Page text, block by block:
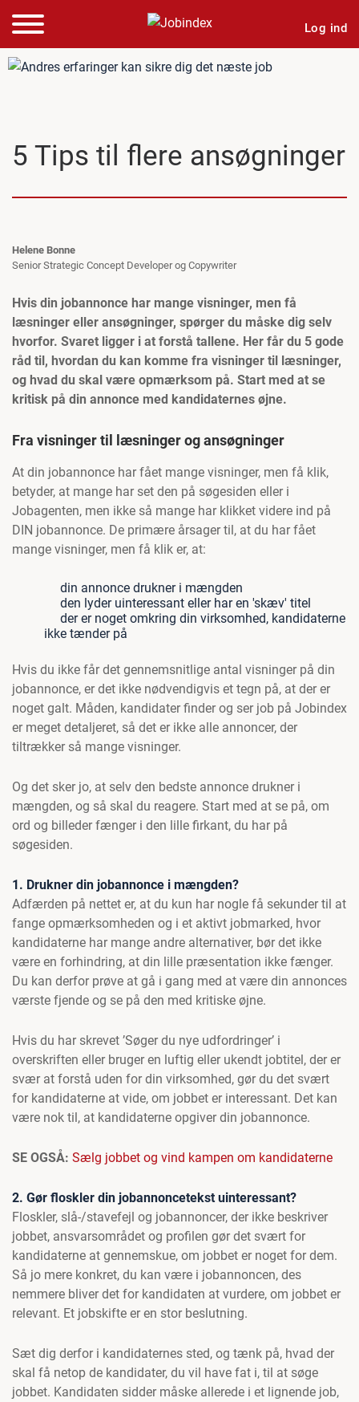
Log ind
5 Tips til flere ansøgninger
Helene Bonne
Senior Strategic Concept Developer og Copywriter
Hvis din jobannonce har mange visninger, men få
læsninger eller ansøgninger, spørger du måske dig selv
hvorfor. Svaret ligger i at forstå tallene. Her får du 5 gode
råd til, hvordan du kan komme fra visninger til læsninger,
og hvad du skal være opmærksom på. Start med at se
kritisk på din annonce med kandidaternes øjne.
Fra visninger til læsninger og ansøgninger
At din jobannonce har fået mange visninger, men få klik,
betyder, at mange har set den på søgesiden eller i
Jobagenten, men ikke så mange har klikket videre ind på
DIN jobannonce. De primære årsager til, at du har fået
mange visninger, men få klik er, at:
din annonce drukner i mængden
den lyder uinteressant eller har en 'skæv' titel
der er noget omkring din virksomhed, kandidaterne
ikke tænder på
Hvis du ikke får det gennemsnitlige antal visninger på din
jobannonce, er det ikke nødvendigvis et tegn på, at der er
noget galt. Måden, kandidater finder og ser job på Jobindex
er meget detaljeret, så det er ikke alle annoncer, der
tiltrækker så mange visninger.
Og det sker jo, at selv den bedste annonce drukner i
mængden, og så skal du reagere. Start med at se på, om
ord og billeder fænger i den lille firkant, du har på
søgesiden.
1. Drukner din jobannonce i mængden?
Adfærden på nettet er, at du kun har nogle få sekunder til at
fange opmærksomheden og i et aktivt jobmarked, hvor
kandidaterne har mange andre alternativer, bør det ikke
være en forhindring, at din lille præsentation ikke fænger.
Du kan derfor prøve at gå i gang med at være din annonces
værste fjende og se på den med kritiske øjne.
Hvis du har skrevet ’Søger du nye udfordringer’ i
overskriften eller bruger en luftig eller ukendt jobtitel, der er
svær at forstå uden for din virksomhed, gør du det svært
for kandidaterne at vide, om jobbet er interessant. Det kan
være nok til, at kandidaterne opgiver din jobannonce.
SE OGSÅ: Sælg jobbet og vind kampen om kandidaterne
2. Gør floskler din jobannoncetekst uinteressant?
Floskler, slå-/stavefejl og jobannoncer, der ikke beskriver
jobbet, ansvarsområdet og profilen gør det svært for
kandidaterne at gennemskue, om jobbet er noget for dem.
Så jo mere konkret, du kan være i jobannoncen, des
nemmere bliver det for kandidaten at vurdere, om jobbet er
relevant. Et jobskifte er en stor beslutning.
Sæt dig derfor i kandidaternes sted, og tænk på, hvad der
skal få netop de kandidater, du vil have fat i, til at søge
jobbet. Kandidaten sidder måske allerede i et lignende job,